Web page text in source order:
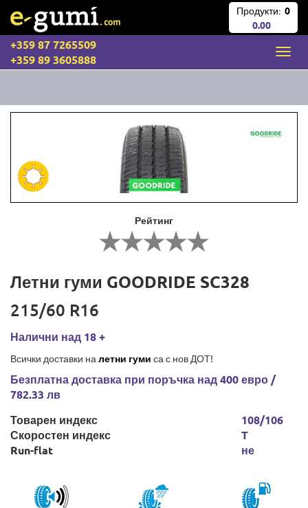
Продукти: 0
0.00
+359 87 7265509
+359 89 3605888
Рейтинг
Летни гуми GOODRIDE SC328
215/60 R16
Налични над 18 +
Всички доставки на летни гуми са с нов ДОТ!
Безплатна доставка при поръчка над 400 евро /
782.33 лв
Товарен индекс
Скоростен индекс
Run-flat
108/106
T
не